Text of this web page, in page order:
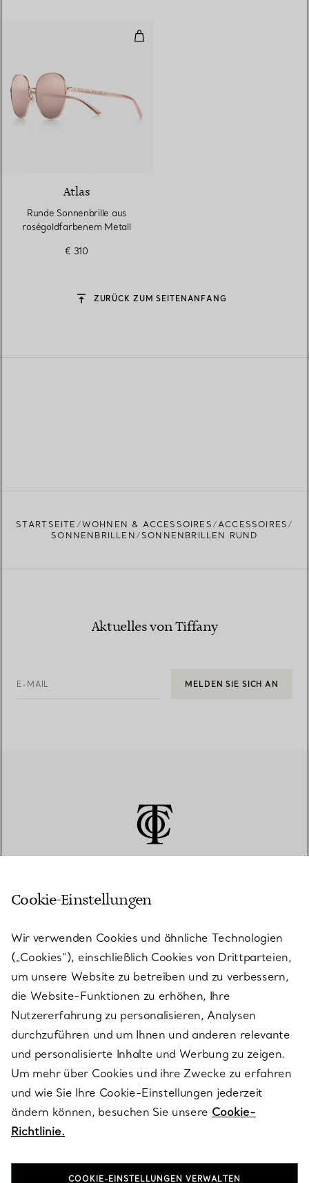
Runde Sonnenbrille aus
Atlas
Runde Sonnenbrille aus
roségoldfarbenem Metall
€ 310
ZURÜCK ZUM SEITENANFANG
STARTSEITE WOHNEN & ACCESSOIRES
ACCESSOIRES
SONNENBRILLEN
SONNENBRILLEN RUND
Aktuelles von Tiffany
E-MAIL MELDEN SIE SICH AN
KUNDENSERVICE
SERVICES
ÜBER TIFFANY & CO.
RECHTLICHE HINWEISE
FOLGEN SIE UNS
Cookie-Einstellungen
Wir verwenden Cookies und ähnliche Technologien
(„Cookies“), einschließlich Cookies von Drittparteien,
um unsere Website zu betreiben und zu verbessern,
die Website-Funktionen zu erhöhen, Ihre
Nutzererfahrung zu personalisieren, Analysen
durchzuführen und um Ihnen und anderen relevante
und personalisierte Inhalte und Werbung zu zeigen.
Um mehr über Cookies und ihre Zwecke zu erfahren
und wie Sie Ihre Cookie-Einstellungen jederzeit
ändern können, besuchen Sie unsere Cookie-
Richtlinie.
COOKIE-EINSTELLUNGEN VERWALTEN